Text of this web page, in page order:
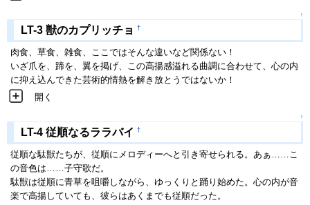
↑
LT-3 獣のカプリッチョ †
肉食、草食、雑食、ここではそんな違いなど関係ない！
いざ爪を、蹄を、翼を掲げ、この高揚感溢れる曲調に合わせて、心の内
に抑え込んできた芸術的情熱を解き放とうではないか！
開く
↑
LT-4 従順なるララバイ †
従順な駄獣たちが、従順にメロディーへと引き寄せられる。あぁ……こ
の音色は……子守歌だ。
駄獣は従順に青草を咀嚼しながら、ゆっくりと踊り始めた。心の内が音
楽で高揚していても、彼らはあくまでも従順だった。